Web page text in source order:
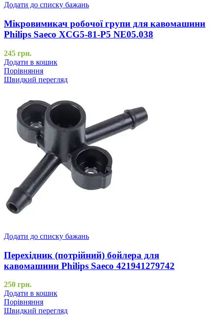
Додати до списку бажань
Мікровимикач робочої групи для кавомашини
Philips Saeco XCG5-81-P5 NE05.038
245 грн.
Додати в кошик
Порівняння
Швидкий перегляд
Додати до списку бажань
Перехідник (потрійний) бойлера для
кавомашини Philips Saeco 421941279742
250 грн.
Додати в кошик
Порівняння
Швидкий перегляд